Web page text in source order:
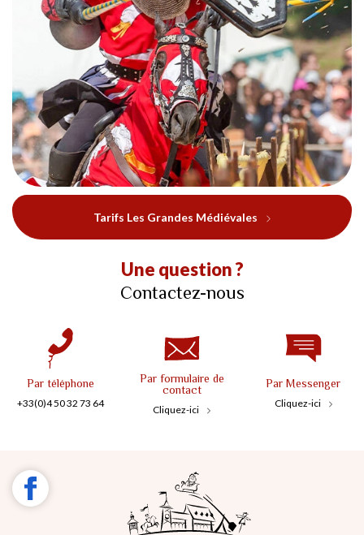
Tarifs Les Grandes Médiévales
Une question ?
Contactez-nous
Par téléphone
+33(0)4 50 32 73 64
Par formulaire de
contact
Cliquez-ici
Par Messenger
Cliquez-ici